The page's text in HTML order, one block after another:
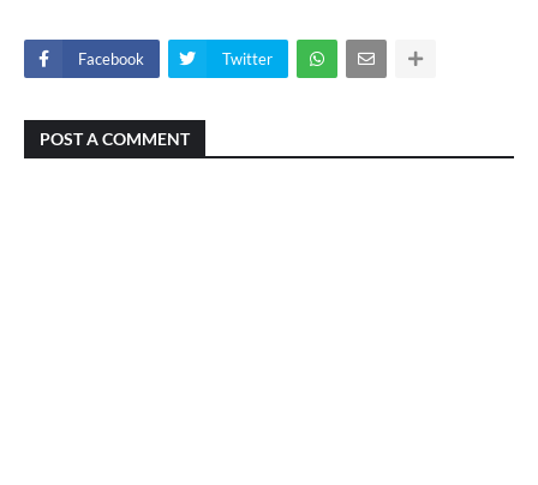
Facebook Twitter
POST A COMMENT